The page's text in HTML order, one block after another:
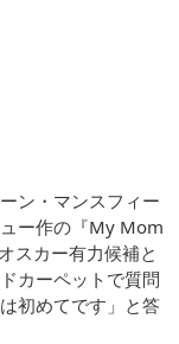
ン・マンスフィー
ー作の『My Mom
スカー有力候補と
カーペットで質問
初めてです」と答